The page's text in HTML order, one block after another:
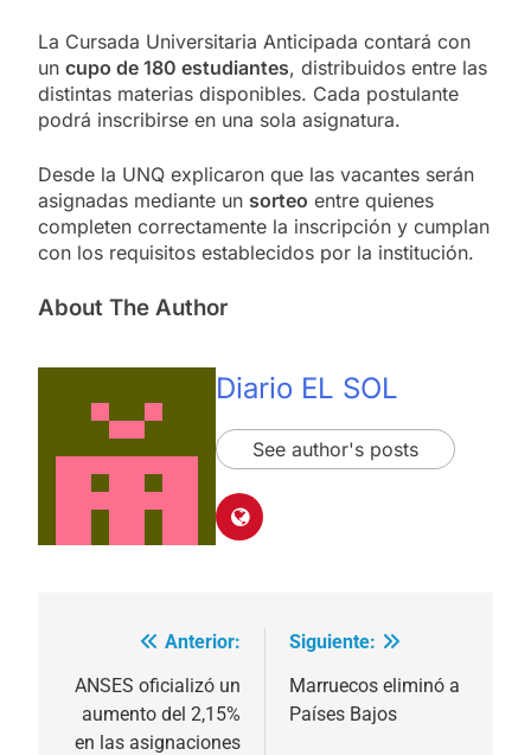
La Cursada Universitaria Anticipada contará con
un cupo de 180 estudiantes, distribuidos entre las
distintas materias disponibles. Cada postulante
podrá inscribirse en una sola asignatura.
Desde la UNQ explicaron que las vacantes serán
asignadas mediante un sorteo entre quienes
completen correctamente la inscripción y cumplan
con los requisitos establecidos por la institución.
About The Author
Diario EL SOL
See author's posts
Navegación
de
entradas
Anterior:
ANSES oficializó un
aumento del 2,15%
en las asignaciones
Siguiente:
Marruecos eliminó a
Países Bajos